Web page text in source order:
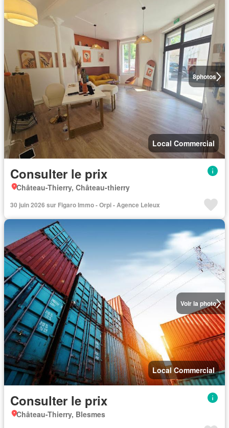
8photos
Local Commercial
Consulter le prix
Château-Thierry, Château-thierry
30 juin 2026 sur Figaro Immo - Orpi - Agence Leleux
Voir la photo
Local Commercial
Consulter le prix
Château-Thierry, Blesmes